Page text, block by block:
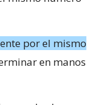
por el mismo
en manos